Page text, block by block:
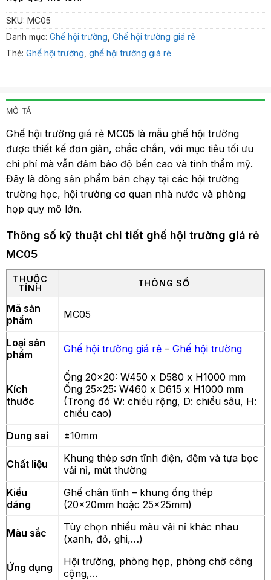
SKU: MC05
Danh mục: Ghế hội trường Ghế hội trường giá rẻ
Thẻ: Ghế hội trường ghế hội trường giá rẻ
MÔ TẢ
Ghế hội trường giá rẻ MC05 là mẫu ghế hội trường
được thiết kế đơn giản, chắc chắn, với mục tiêu tối ưu
chi phí mà vẫn đảm bảo độ bền cao và tính thẩm mỹ.
Đây là dòng sản phẩm bán chạy tại các hội trường
trường học, hội trường cơ quan nhà nước và phòng
họp quy mô lớn.
Thông số kỹ thuật chi tiết ghế hội trường giá rẻ
MC05
THUỘC
TÍNH
THÔNG SỐ
Mã sản
phẩm
MC05
Loại sản
phẩm
Ghế hội trường giá rẻ – Ghế hội trường
Kích
thước
Ống 20×20: W450 x D580 x H1000 mm
Ống 25×25: W460 x D615 x H1000 mm
(Trong đó W: chiều rộng, D: chiều sâu, H:
chiều cao)
Dung sai
±10mm
Chất liệu
Khung thép sơn tĩnh điện, đệm và tựa bọc
vải nỉ, mút thường
Kiểu
dáng
Ghế chân tĩnh – khung ống thép
(20x20mm hoặc 25x25mm)
Màu sắc
Tùy chọn nhiều màu vải nỉ khác nhau
(xanh, đỏ, ghi,…)
Ứng dụng
Hội trường, phòng họp, phòng chờ công
cộng,…